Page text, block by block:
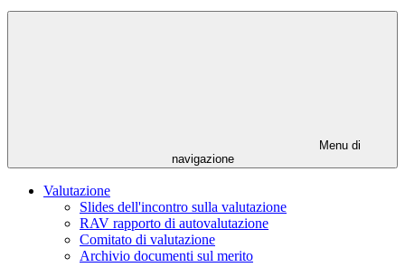
Menu di
navigazione
Valutazione
Slides dell'incontro sulla valutazione
RAV rapporto di autovalutazione
Comitato di valutazione
Archivio documenti sul merito